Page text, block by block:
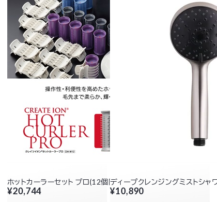
ホットカーラーセット プロ(12個同時差し)
¥20,744
ディープクレンジングミストシ
¥10,890